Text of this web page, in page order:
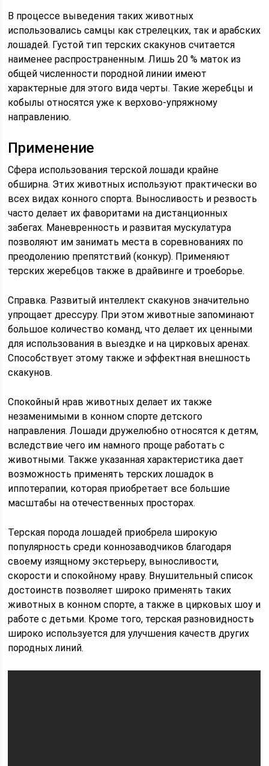
В процессе выведения таких животных
использовались самцы как стрелецких, так и арабских
лошадей. Густой тип терских скакунов считается
наименее распространенным. Лишь 20 % маток из
общей численности породной линии имеют
характерные для этого вида черты. Такие жеребцы и
кобылы относятся уже к верхово-упряжному
направлению.
Применение
Сфера использования терской лошади крайне
обширна. Этих животных используют практически во
всех видах конного спорта. Выносливость и резвость
часто делает их фаворитами на дистанционных
забегах. Маневренность и развитая мускулатура
позволяют им занимать места в соревнованиях по
преодолению препятствий (конкур). Применяют
терских жеребцов также в драйвинге и троеборье.
Справка. Развитый интеллект скакунов значительно
упрощает дрессуру. При этом животные запоминают
большое количество команд, что делает их ценными
для использования в выездке и на цирковых аренах.
Способствует этому также и эффектная внешность
скакунов.
Спокойный нрав животных делает их также
незаменимыми в конном спорте детского
направления. Лошади дружелюбно относятся к детям,
вследствие чего им намного проще работать с
животными. Также указанная характеристика дает
возможность применять терских лошадок в
иппотерапии, которая приобретает все большие
масштабы на отечественных просторах.
Терская порода лошадей приобрела широкую
популярность среди коннозаводчиков благодаря
своему изящному экстерьеру, выносливости,
скорости и спокойному нраву. Внушительный список
достоинств позволяет широко применять таких
животных в конном спорте, а также в цирковых шоу и
работе с детьми. Кроме того, терская разновидность
широко используется для улучшения качеств других
породных линий.